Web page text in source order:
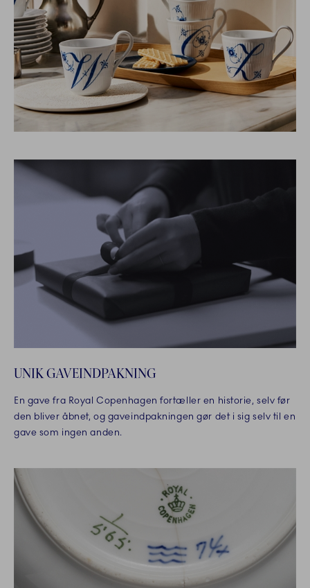
UNIK GAVEINDPAKNING
En gave fra Royal Copenhagen fortæller en historie, selv før
den bliver åbnet, og gaveindpakningen gør det i sig selv til en
gave som ingen anden.